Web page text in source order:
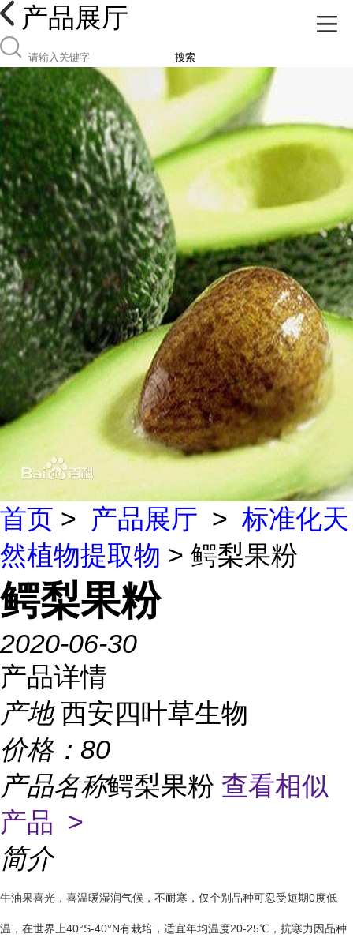
产品展厅
搜索
首页 > 产品展厅 > 标准化天
然植物提取物 > 鳄梨果粉
鳄梨果粉
2020-06-30
产品详情
产地 西安四叶草生物
价格： 80
产品名称鳄梨果粉 查看相似
产品 >
简介
牛油果喜光，喜温暖湿润气候，不耐寒，仅个别品种可忍受短期0度低
温，在世界上40°S-40°N有栽培，适宜年均温度20-25℃，抗寒力因品种